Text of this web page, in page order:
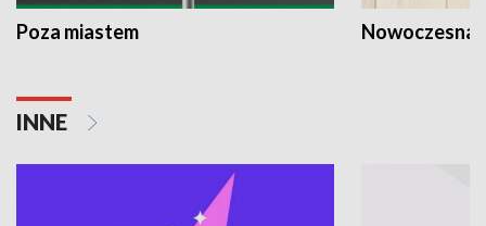
Poza miastem Nowoczesna
INNE